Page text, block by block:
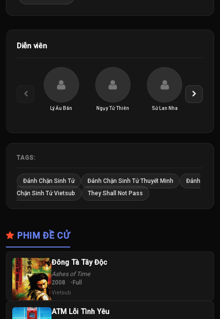
Diễn viên
Lý Ấu Bân Ngụy Tử Thiên Sử Lan Nha
TAGS:
Đánh Chặn Sinh Tử Đánh Chặn Sinh Tử Thuyết Minh
Đánh
Chặn Sinh Tử Vietsub
They Shall Not Pass
PHIM ĐỀ CỬ
Đông Tà Tây Độc
Ashes of Time
2008 Full
Vietsub
ATM Lỗi Tình Yêu